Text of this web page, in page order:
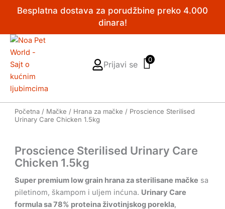
Besplatna dostava za porudžbine preko 4.000
dinara!
Prijavi se 0
Početna / Mačke / Hrana za mačke / Proscience Sterilised
Urinary Care Chicken 1.5kg
Proscience Sterilised Urinary Care
Chicken 1.5kg
Super premium low grain hrana za sterilisane mačke sa
piletinom, škampom i uljem inćuna. Urinary Care
formula sa 78% proteina životinjskog porekla,